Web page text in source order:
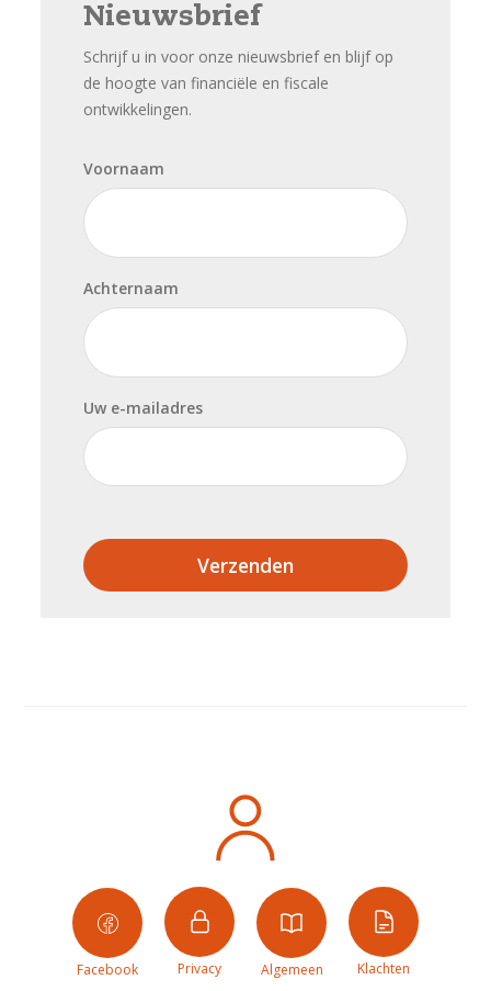
Nieuwsbrief
Schrijf u in voor onze nieuwsbrief en blijf op
de hoogte van financiële en fiscale
ontwikkelingen.
Voornaam
Achternaam
Uw e-mailadres
Verzenden
Facebook Privacy Algemeen Klachten